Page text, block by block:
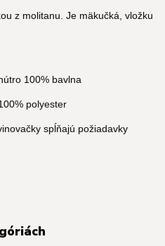
z molitanu. Je mäkučká, vložku
100% bavlna
polyester
spĺňajú požiadavky